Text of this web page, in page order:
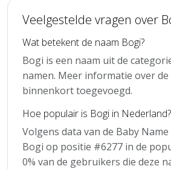
Veelgestelde vragen over
Wat betekent de naam Bogi?
Bogi is een naam uit de
namen. Meer informatie over
binnenkort toegevoegd.
Hoe populair is Bogi in Nederland?
Volgens data van de Baby
Bogi op positie #6277 in de
0% van de gebruikers die deze